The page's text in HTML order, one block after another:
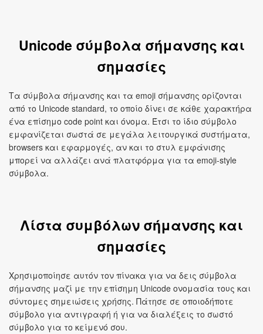
Unicode σύμβολα σήμανσης και
σημασίες
Τα σύμβολα σήμανσης και τα emoji σήμανσης ορίζονται
από το Unicode standard, το οποίο δίνει σε κάθε χαρακτήρα
ένα επίσημο code point και όνομα. Έτσι το ίδιο σύμβολο
εμφανίζεται σωστά σε μεγάλα λειτουργικά συστήματα,
browsers και εφαρμογές, αν και το στυλ εμφάνισης
μπορεί να αλλάζει ανά πλατφόρμα για τα emoji-style
σύμβολα.
Λίστα συμβόλων σήμανσης και
σημασίες
Χρησιμοποίησε αυτόν τον πίνακα για να δεις σύμβολα
σήμανσης μαζί με την επίσημη Unicode ονομασία τους και
σύντομες σημειώσεις χρήσης. Πάτησε σε οποιοδήποτε
σύμβολο για αντιγραφή ή για να διαλέξεις το σωστό
σύμβολο για το κείμενό σου.